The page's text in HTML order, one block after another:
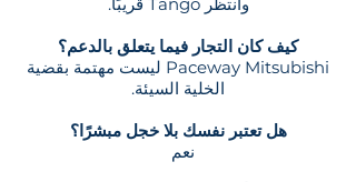
وانتظر Tango قريبًا.
كيف كان التجار فيما يتعلق بالدعم؟
Paceway Mitsubishi ليست مهتمة بقضية
الخلية السيئة.
هل تعتبر نفسك بلا خجل مبشرًا؟
نعم